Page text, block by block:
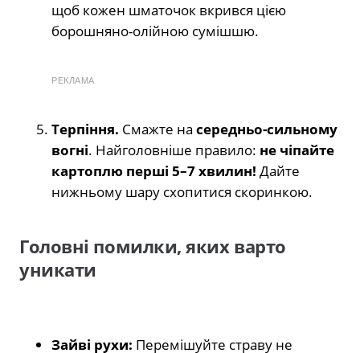
щоб кожен шматочок вкрився цією
борошняно-олійною сумішшю.
РЕКЛАМА
Терпіння. Смажте на середньо-сильному
вогні. Найголовніше правило: не чіпайте
картоплю перші 5–7 хвилин! Дайте
нижньому шару схопитися скоринкою.
Головні помилки, яких варто
уникати
Зайві рухи: Перемішуйте страву не